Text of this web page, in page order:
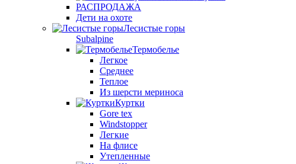
РАСПРОДАЖА
Дети на охоте
Лесистые горы
Subalpine
Термобелье
Легкое
Среднее
Теплое
Из шерсти мериноса
Куртки
Gore tex
Windstopper
Легкие
На флисе
Утепленные